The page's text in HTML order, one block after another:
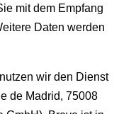
mit dem Empfang
Daten werden
wir den Dienst
de Madrid, 75008